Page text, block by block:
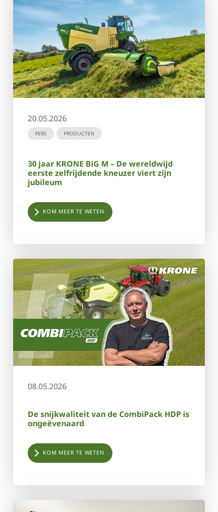
20.05.2026
PERS PRODUCTEN
30 jaar KRONE BiG M – De wereldwijd
eerste zelfrijdende kneuzer viert zijn
jubileum
KOM MEER TE WETEN
08.05.2026
De snijkwaliteit van de CombiPack HDP is
ongeëvenaard
KOM MEER TE WETEN